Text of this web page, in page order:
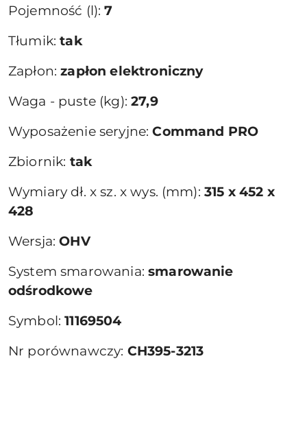
Pojemność (l):7
Tłumik:tak
Zapłon:zapłon elektroniczny
Waga - puste (kg):27,9
Wyposażenie seryjne:Command PRO
Zbiornik: tak
Wymiary dł. x sz. x wys. (mm): 315 x 452 x
428
Wersja:OHV
System smarowania:smarowanie
odśrodkowe
Symbol:11169504
Nr porównawczy: CH395-3213